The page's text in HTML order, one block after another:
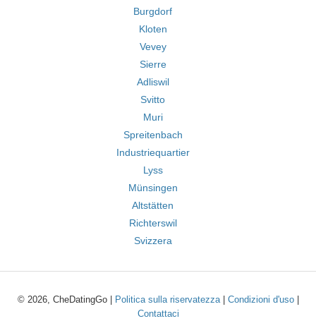
Burgdorf
Kloten
Vevey
Sierre
Adliswil
Svitto
Muri
Spreitenbach
Industriequartier
Lyss
Münsingen
Altstätten
Richterswil
Svizzera
© 2026, CheDatingGo | Politica sulla riservatezza| Condizioni d'uso|
Contattaci